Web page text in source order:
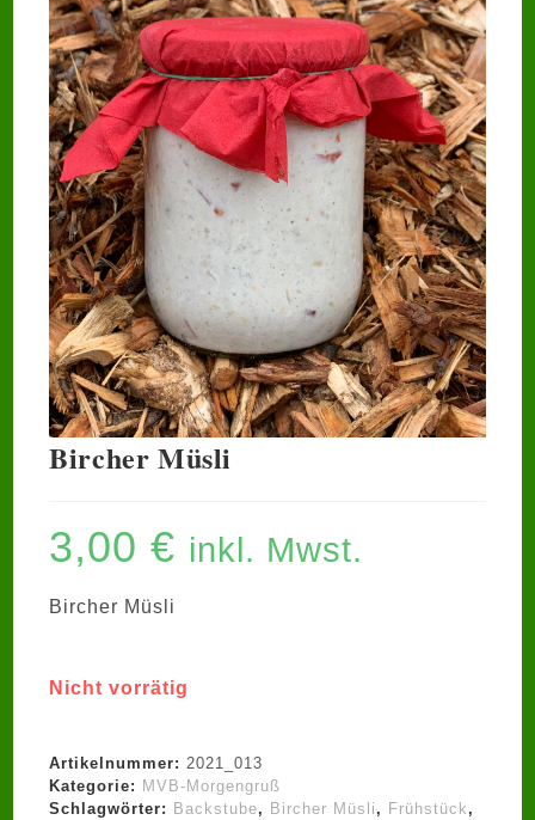
Bircher Müsli
3,00€ inkl. Mwst.
Bircher Müsli
Nicht vorrätig
Artikelnummer: 2021_013
Kategorie: MVB-Morgengruß
Schlagwörter: Backstube, Bircher Müsli , Frühstück ,